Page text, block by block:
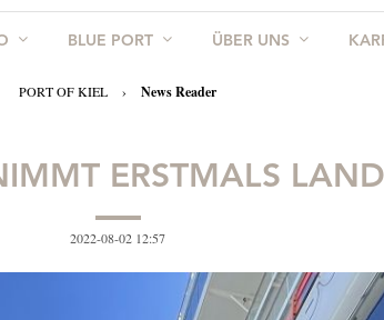
BLUE PORT ÜBER UNS
PORT OF KIEL › News Reader
ERSTMALS
2022-08-02 12:57